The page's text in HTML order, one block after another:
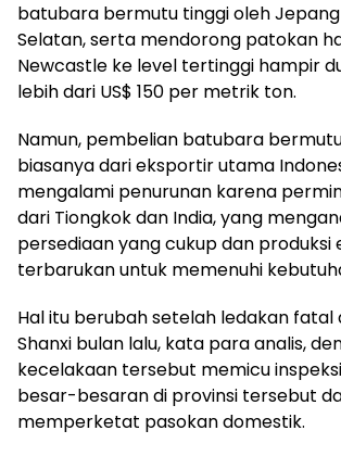
batubara bermutu tinggi oleh
Selatan, serta mendorong patokan
Newcastle ke level tertinggi hampir
lebih dari US$ 150 per metrik ton.
Namun, pembelian batubara
biasanya dari eksportir utama
mengalami penurunan karena
dari Tiongkok dan India, yang
persediaan yang cukup dan produksi
terbarukan untuk memenuhi
Hal itu berubah setelah ledakan
Shanxi bulan lalu, kata para analis,
kecelakaan tersebut memicu
besar-besaran di provinsi tersebut
memperketat pasokan domestik.